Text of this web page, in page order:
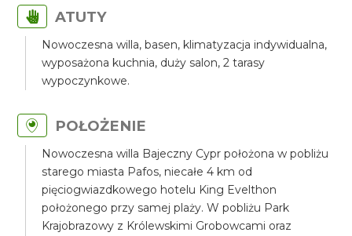
ATUTY
Nowoczesna willa, basen, klimatyzacja indywidualna,
wyposażona kuchnia, duży salon, 2 tarasy
wypoczynkowe.
POŁOŻENIE
Nowoczesna willa Bajeczny Cypr położona w pobliżu
starego miasta Pafos, niecałe 4 km od
pięciogwiazdkowego hotelu King Evelthon
położonego przy samej plaży. W pobliżu Park
Krajobrazowy z Królewskimi Grobowcami oraz